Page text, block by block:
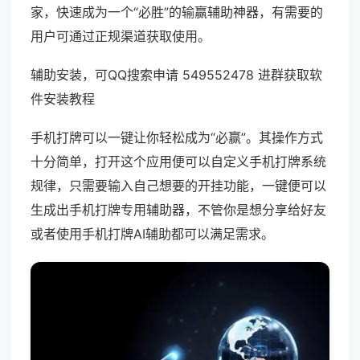
家，快速成为一个“必胜”的输赢辅助神器，有需要的
用户可通过正规渠道获取使用。
辅助安装，可QQ搜索申请 549552478 进群获取软
件安装教程
手机打牌可以一键让你轻松成为“必赢”。其操作方式
十分简单，打开这个应用便可以自定义手机打牌系统
规律，只需要输入自己想要的开挂功能，一键便可以
生成出手机打牌专用辅助器，不管你是想分享给好友
或者使用手机打牌AI辅助都可以满足需求。